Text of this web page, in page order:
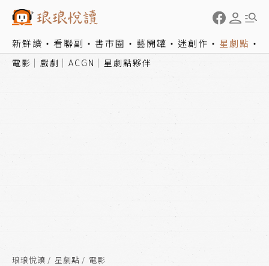
新鮮讀 看聯副 書市圈 藝開罐 迷創作 星劇點
電影 戲劇 ACGN 星劇點夥伴
琅琅悅讀 星劇點 電影